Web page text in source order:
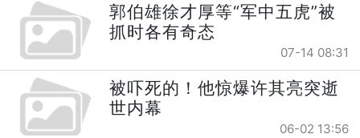
郭伯雄徐才厚等“军中五虎”被
抓时各有奇态
07-14 08:31
被吓死的！他惊爆许其亮突逝
世内幕
06-02 13:56